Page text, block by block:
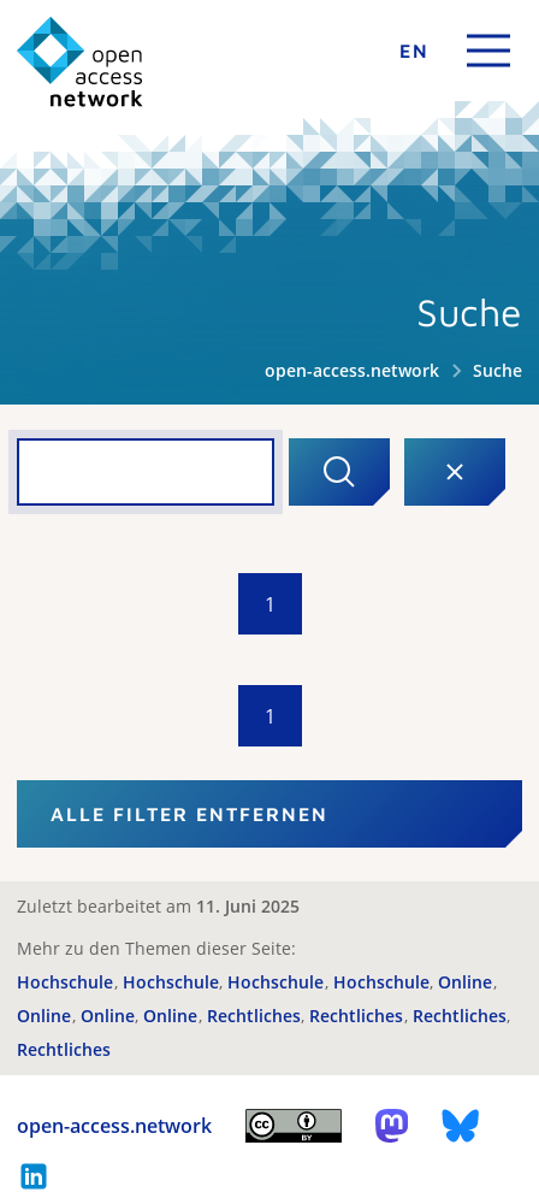
EN
Suche
open-access.network Suche
1
1
ALLE FILTER ENTFERNEN
Zuletzt bearbeitet am 11. Juni 2025
Mehr zu den Themen dieser Seite:
Hochschule Hochschule Hochschule Hochschule Online
Online Online Online Rechtliches Rechtliches Rechtliches
Rechtliches
open-access.network